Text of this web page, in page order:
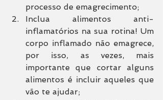
processo de emagrecimento;
Inclua alimentos anti-
inflamatórios na sua rotina! Um
corpo inflamado não emagrece,
por isso, as vezes, mais
importante que cortar alguns
alimentos é incluir aqueles que
vão te ajudar;